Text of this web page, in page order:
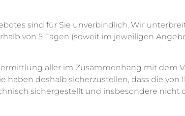
sind für Sie unverbindlich. Wir
von 5 Tagen (soweit im jeweiligen
aller im Zusammenhang mit dem
haben deshalb sicherzustellen, dass die
sichergestellt und insbesondere nicht